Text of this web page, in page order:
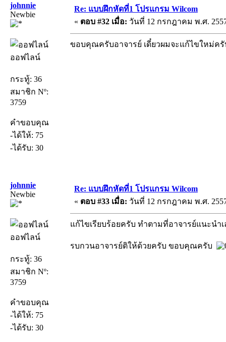
johnnie
Newbie
ออฟไลน์
กระทู้: 36
สมาชิก Nº:
3759
คำขอบคุณ
-ได้ให้: 75
-ได้รับ: 30
Re: แบบฝึกหัดที่1 โปรแกรม Wilcom
« ตอบ #32 เมื่อ: วันที่ 12 กรกฎาคม พ.ศ.
ขอบคุณครับอาจารย์ เดี๋ยวผมจะแก้ไขใหม่ค
johnnie
Newbie
ออฟไลน์
กระทู้: 36
สมาชิก Nº:
3759
คำขอบคุณ
-ได้ให้: 75
-ได้รับ: 30
Re: แบบฝึกหัดที่1 โปรแกรม Wilcom
« ตอบ #33 เมื่อ: วันที่ 12 กรกฎาคม พ.ศ.
แก้ไขเรียบร้อยครับ ทำตามที่อาจารย์แนะนำ
รบกวนอาจารย์ติให้ด้วยครับ ขอบคุณครับ